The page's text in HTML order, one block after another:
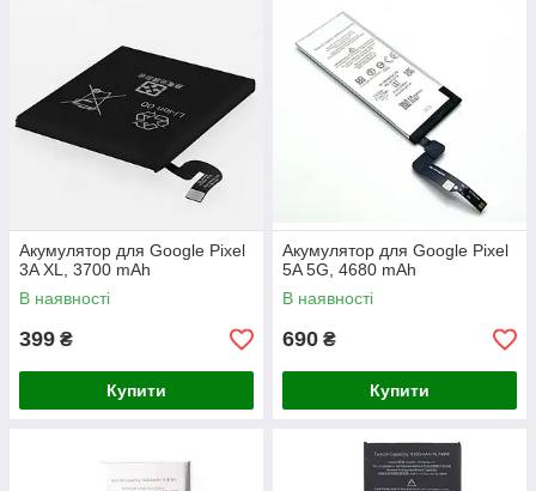
Акумулятор для Google Pixel
3A XL, 3700 mAh
В наявності
399 ₴
Купити
Акумулятор для Google Pixel
5A 5G, 4680 mAh
В наявності
690 ₴
Купити